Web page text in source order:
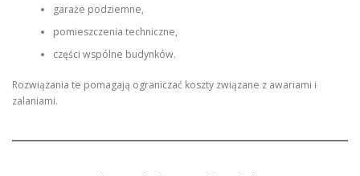
garaże podziemne,
pomieszczenia techniczne,
części wspólne budynków.
Rozwiązania te pomagają ograniczać koszty związane z awariami i
zalaniami.